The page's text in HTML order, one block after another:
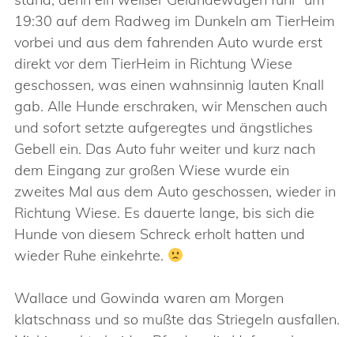
19:30 auf dem Radweg im Dunkeln am TierHeim
vorbei und aus dem fahrenden Auto wurde erst
direkt vor dem TierHeim in Richtung Wiese
geschossen, was einen wahnsinnig lauten Knall
gab. Alle Hunde erschraken, wir Menschen auch
und sofort setzte aufgeregtes und ängstliches
Gebell ein. Das Auto fuhr weiter und kurz nach
dem Eingang zur großen Wiese wurde ein
zweites Mal aus dem Auto geschossen, wieder in
Richtung Wiese. Es dauerte lange, bis sich die
Hunde von diesem Schreck erholt hatten und
wieder Ruhe einkehrte.
Wallace und Gowinda waren am Morgen
klatschnass und so mußte das Striegeln ausfallen.